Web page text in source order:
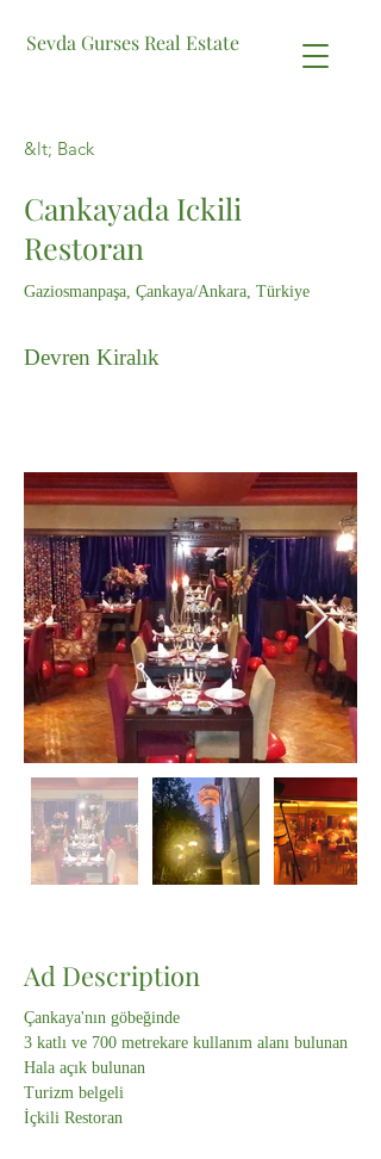
Sevda Gurses Real Estate
&lt; Back
Cankayada Ickili
Restoran
Gaziosmanpaşa, Çankaya/Ankara, Türkiye
Devren Kiralık
Ad Description
Çankaya'nın göbeğinde
3 katlı ve 700 metrekare kullanım alanı bulunan
Hala açık bulunan
Turizm belgeli
İçkili Restoran